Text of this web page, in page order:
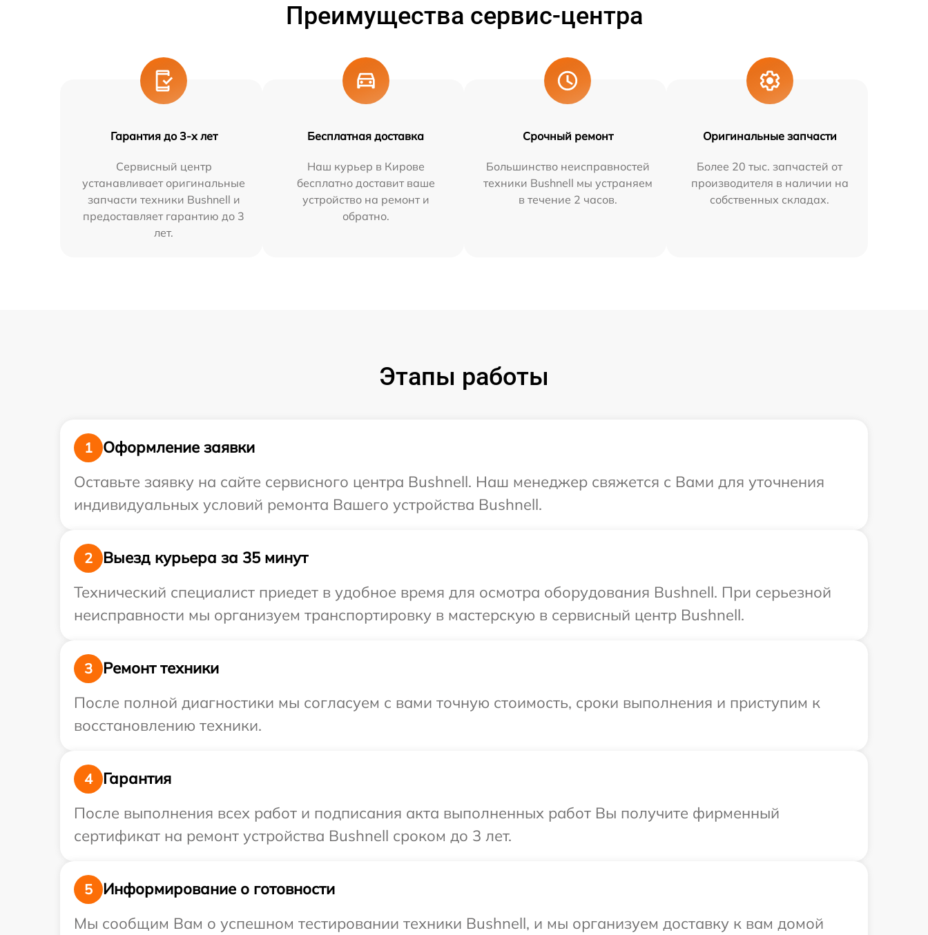
Преимущества сервис-центра
Гарантия до 3-х лет
Сервисный центр
устанавливает оригинальные
запчасти техники Bushnell и
предоставляет гарантию до 3
лет.
Бесплатная доставка
Наш курьер в Кирове
бесплатно доставит ваше
устройство на ремонт и
обратно.
Срочный ремонт
Большинство неисправностей
техники Bushnell мы устраняем
в течение 2 часов.
Оригинальные запчасти
Более 20 тыс. запчастей от
производителя в наличии на
собственных складах.
Этапы работы
1
Оформление заявки
Оставьте заявку на сайте сервисного центра Bushnell. Наш менеджер свяжется с Вами для уточнения
индивидуальных условий ремонта Вашего устройства Bushnell.
2
Выезд курьера за 35 минут
Технический специалист приедет в удобное время для осмотра оборудования Bushnell. При серьезной
неисправности мы организуем транспортировку в мастерскую в сервисный центр Bushnell.
3
Ремонт техники
После полной диагностики мы согласуем с вами точную стоимость, сроки выполнения и приступим к
восстановлению техники.
4
Гарантия
После выполнения всех работ и подписания акта выполненных работ Вы получите фирменный
сертификат на ремонт устройства Bushnell сроком до 3 лет.
5
Информирование о готовности
Мы сообщим Вам о успешном тестировании техники Bushnell, и мы организуем доставку к вам домой